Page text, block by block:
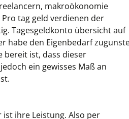
makroökonomie
tag geld verdienen der
Tagesgeldkonto übersicht auf
habe den Eigenbedarf
bereit ist, dass dieser
ein gewisses Maß an
ihre Leistung. Also per